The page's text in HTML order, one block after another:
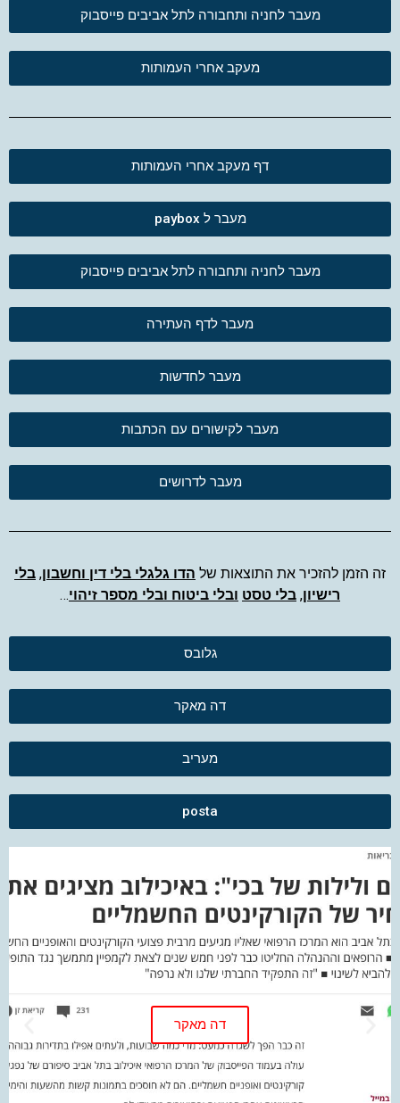
מעבר לחניה ותחבורה לתל אביבים פייסבוק
מעקב אחרי העמותות
דף מעקב אחרי העמותות
מעבר ל paybox
מעבר לחניה ותחבורה לתל אביבים פייסבוק
מעבר לדף העתירה
מעבר לחדשות
מעבר לקישורים עם הכתבות
מעבר לדרושים
זה הזמן להזכיר את התוצאות של הדו גלגלי בלי דין וחשבון, בלי
רישיון, בלי טסט ובלי ביטוח ובלי מספר זיהוי…
גלובס
דה מאקר
מעריב
posta
דה מאקר